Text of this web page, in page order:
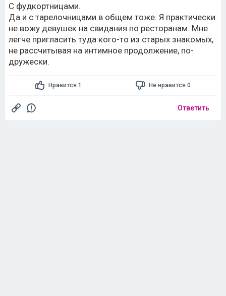
С фудкортницами.
Да и с тарелочницами в общем тоже. Я практически
не вожу девушек на свидания по ресторанам. Мне
легче пригласить туда кого-то из старых знакомых,
не рассчитывая на интимное продолжение, по-
дружески.
Нравится 1 Не нравится 0
Ответить